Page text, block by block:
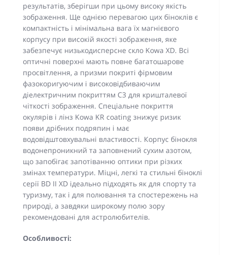
результатів, зберігши при цьому високу якість
зображення. Ще однією перевагою цих біноклів є
компактність і мінімальна вага їх магнієвого
корпусу при високій якості зображення, яке
забезпечує низькодисперсне скло Kowa XD. Всі
оптичні поверхні мають повне багатошарове
просвітлення, а призми покриті фірмовим
фазокоригуючим і високовідбиваючим
діелектричним покриттям С3 для кришталевої
чіткості зображення. Спеціальне покриття
окулярів і лінз Kowa KR coating знижує ризик
появи дрібних подряпин і має
водовідштовхувальні властивості. Корпус бінокля
водонепроникний та заповнений сухим азотом,
що запобігає запотіванню оптики при різких
змінах температури. Міцні, легкі та стильні біноклі
серії BD II XD ідеально підходять як для спорту та
туризму, так і для полювання та спостережень на
природі, а завдяки широкому полю зору
рекомендовані для астролюбителів.
Особливості: